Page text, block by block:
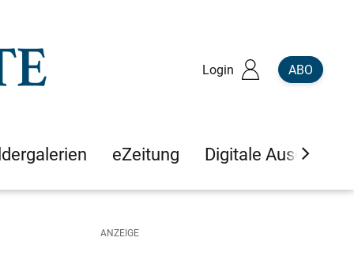
Login ABO
eZeitung Digitale Ausgaben